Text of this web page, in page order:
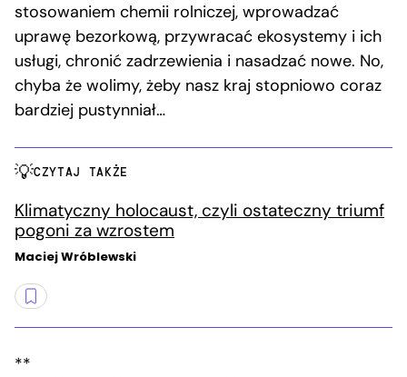
stosowaniem chemii rolniczej, wprowadzać
uprawę bezorkową, przywracać ekosystemy i ich
usługi, chronić zadrzewienia i nasadzać nowe. No,
chyba że wolimy, żeby nasz kraj stopniowo coraz
bardziej pustynniał…
CZYTAJ TAKŻE
Klimatyczny holocaust, czyli ostateczny triumf
pogoni za wzrostem
Maciej Wróblewski
**